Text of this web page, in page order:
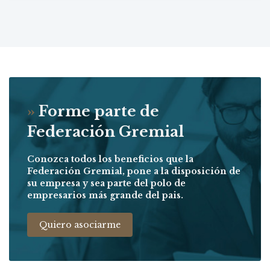
» Forme parte de
Federación Gremial
Conozca todos los beneficios que la
Federación Gremial, pone a la disposición de
su empresa y sea parte del polo de
empresarios más grande del pais.
Quiero asociarme